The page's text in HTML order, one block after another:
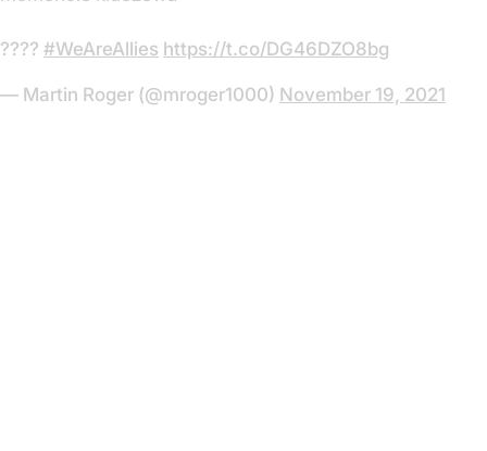
???? #WeAreAllies https://t.co/DG46DZO8bg
— Martin Roger (@mroger1000) November 19, 2021